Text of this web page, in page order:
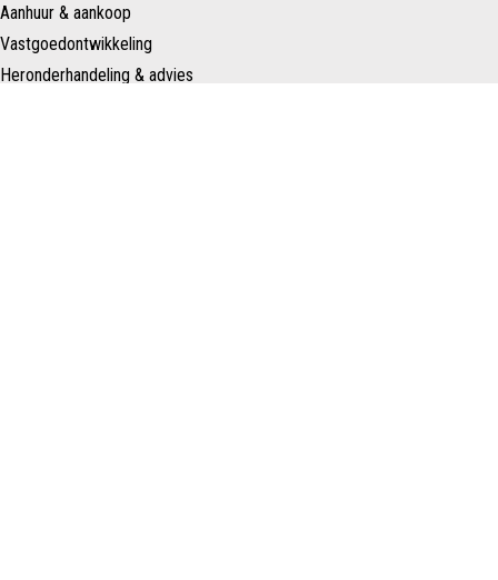
Aanhuur & aankoop
Vastgoedontwikkeling
Heronderhandeling & advies